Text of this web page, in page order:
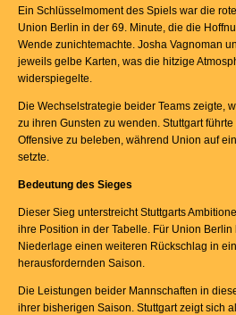
Ein Schlüsselmoment des Spiels war die
Union Berlin in der 69. Minute, die die
Wende zunichtemachte. Josha Vagnoman
jeweils gelbe Karten, was die hitzige
widerspiegelte.
Die Wechselstrategie beider Teams zeigte,
zu ihren Gunsten zu wenden. Stuttgart
Offensive zu beleben, während Union auf
setzte.
Bedeutung des Sieges
Dieser Sieg unterstreicht Stuttgarts
ihre Position in der Tabelle. Für Union
Niederlage einen weiteren Rückschlag in
herausfordernden Saison.
Die Leistungen beider Mannschaften in
ihrer bisherigen Saison. Stuttgart zeigt sich